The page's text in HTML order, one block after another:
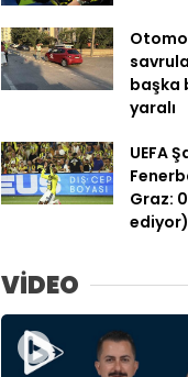
başka
yaralı
UEFA
Graz:
ediyor)
VİDEO